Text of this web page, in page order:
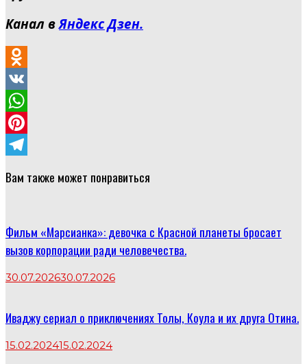
Канал вЯндекс Дзен.
Odnoklassniki
VK
WhatsApp
Pinterest
Вам также может понравиться
Фильм «Марсианка»: девочка с Красной планеты бросает
вызов корпорации ради человечества.
30.07.202630.07.2026
Иваджу сериал о приключениях Толы, Коула и их друга Отина.
15.02.202415.02.2024